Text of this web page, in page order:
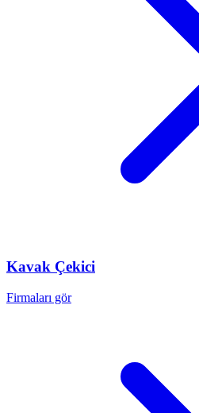
Kavak Çekici
Firmaları gör